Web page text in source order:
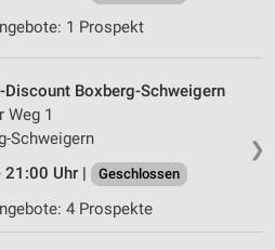
1 Prospekt
❯
Boxberg-Schweigern
Weg 1
Schweigern
21:00 Uhr |
Geschlossen
4 Prospekte